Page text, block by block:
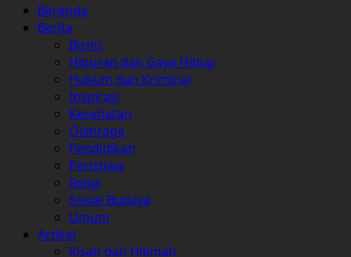
Primary
Menu
Beranda
Berita
Bisnis
Hiburan dan Gaya Hidup
Hukum dan Kriminal
Inspirasi
Kesehatan
Olahraga
Pendidikan
Peristiwa
Religi
Sosial Budaya
Umum
Artikel
Kisah dan Hikmah